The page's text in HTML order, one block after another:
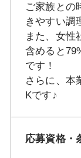
ご家族との
きやすい調
また、女性
含めると
です！
さらに、本
Kです♪
応募資格・